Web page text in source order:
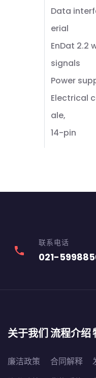
Data
erial
EnDat 2.2
signals
Power
Electrical
ale,
14-pin
phone
联系电话
021-
关于我们
廉洁政策
流程介绍
合同解释